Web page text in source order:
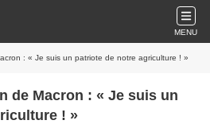
MENU
: « Je suis un patriote de notre agriculture ! »
de Macron : « Je suis un
! »